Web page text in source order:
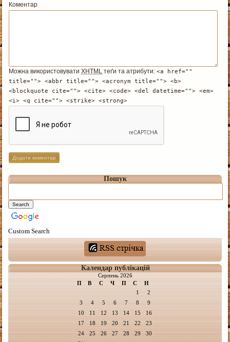
Коментар
Можна використовуватиXHTML теґи та атрибути:<a href=""
title=""> <abbr title=""> <acronym title=""> <b>
<blockquote cite=""> <cite> <code> <del datetime=""> <em>
<i> <q cite=""> <strike> <strong>
Пошук
Custom Search
Календар публікацій
Серпень 2026
П
В С Ч П С Н
1
2
3
4 5 6 7 8
9
10
11 12 13 14 15
16
17
18 19 20 21 22
23
24
25 26 27 28 29
30